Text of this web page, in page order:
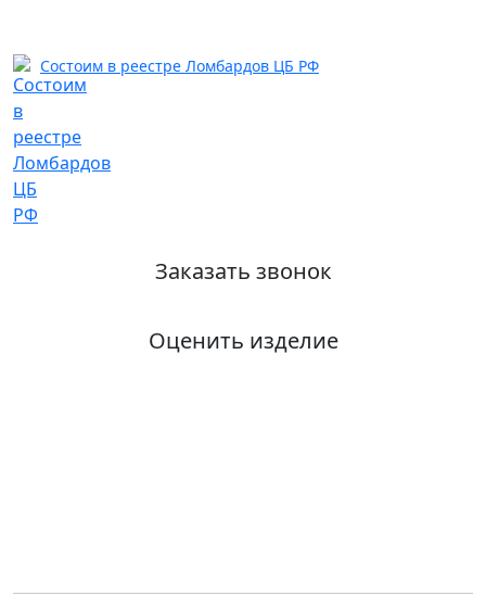
Состоим в реестре Ломбардов ЦБ РФ
Заказать звонок
Оценить изделие